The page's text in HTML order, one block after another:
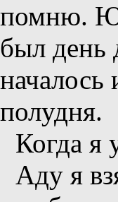
помню.
был день
началось
полудня.
Когда я
Аду я